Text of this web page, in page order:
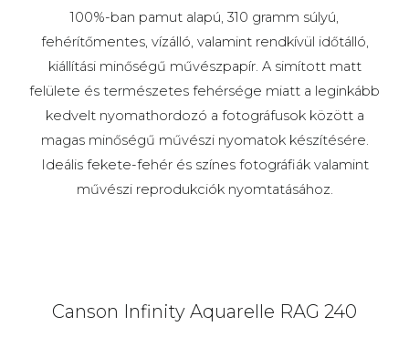
100%-ban pamut alapú, 310 gramm súlyú,
fehérítőmentes, vízálló, valamint rendkívül időtálló,
kiállítási minőségű művészpapír. A simított matt
felülete és természetes fehérsége miatt a leginkább
kedvelt nyomathordozó a fotográfusok között a
magas minőségű művészi nyomatok készítésére.
Ideális fekete-fehér és színes fotográfiák valamint
művészi reprodukciók nyomtatásához.
Canson Infinity Aquarelle RAG 240